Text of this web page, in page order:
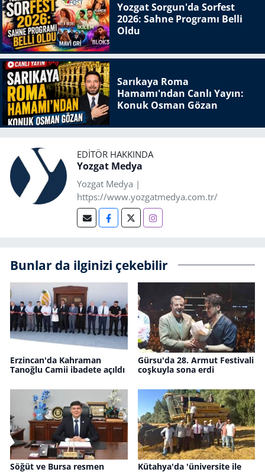
Yozgat Sorgun'da Sorfest
2026: Sahne Programı Belli
Oldu
Sarıkaya Roma
Hamamı'ndan Canlı Yayın:
Konuk Osman Gözan
EDITÖR HAKKINDA
Yozgat Medya
Yozgat Medya |
https://www.yozgatmedya.com.tr/
Bunlar da ilginizi çekebilir
Erzincan'da Kahraman
Tanoğlu Camii ibadete açıldı
Gürsu'da 28. Armut Festivali
coşkuyla sona erdi
Söğüt ve Bursa resmen
Kütahya'da 'üniversite ile